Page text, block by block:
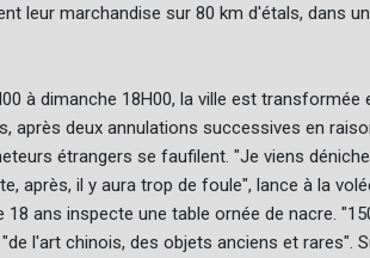
leur marchandise sur 80 km d'étals, dans
à dimanche 18H00, la ville est transformée
après deux annulations successives en
étrangers se faufilent. "Je viens
après, il y aura trop de foule", lance à la
ans inspecte une table ornée de nacre.
l'art chinois, des objets anciens et rares".